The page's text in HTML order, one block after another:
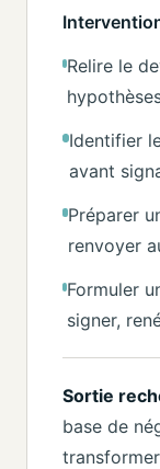
Relire le
Identifier
avant
Préparer
renvoyer
Formuler
signer,
Sortie
base de